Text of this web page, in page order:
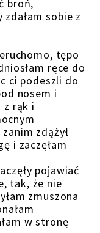
broń,
sobie z
tępo
ręce do
ci podeszli do
nosem i
z rąk i
zdążył
i zaczęłam
pojawiać
tak, że nie
zmuszona
w stronę